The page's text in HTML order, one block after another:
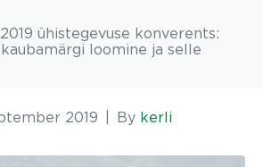
ühistegevuse konverents:
kaubamärgi loomine ja selle
2019 By kerli